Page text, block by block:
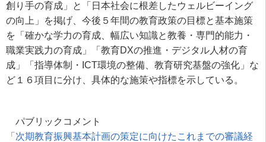
創り手の育成」と「日本社会に根差したウェルビーイング
の向上」を掲げ、今後５年間の教育政策の目標と基本施策
を「確かな学力の育成、幅広い知識と教養・専門的能力・
職業実践力の育成」「教育DXの推進・デジタル人材の育
成」「指導体制・ICT環境の整備、教育研究基盤の強化」な
ど１６項目に分け、具体的な施策や指標を示している。
パブリックコメント
「次期教育振興基本計画の策定に向けたこれまでの審議経